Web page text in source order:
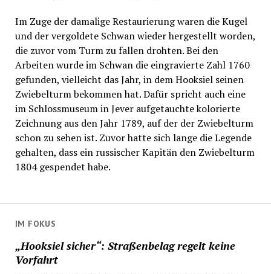
IM FOKUS
„Hooksiel sicher“: Straßenbelag regelt keine
Vorfahrt
Im Zuge der damalige Restaurierung waren die Kugel
und der vergoldete Schwan wieder hergestellt worden,
die zuvor vom Turm zu fallen drohten. Bei den
Arbeiten wurde im Schwan die eingravierte Zahl 1760
gefunden, vielleicht das Jahr, in dem Hooksiel seinen
Zwiebelturm bekommen hat. Dafür spricht auch eine
im Schlossmuseum in Jever aufgetauchte kolorierte
Zeichnung aus den Jahr 1789, auf der der Zwiebelturm
schon zu sehen ist. Zuvor hatte sich lange die Legende
gehalten, dass ein russischer Kapitän den Zwiebelturm
1804 gespendet habe.